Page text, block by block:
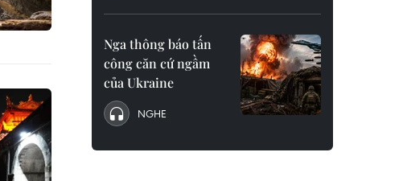
Nga thông báo tấn
công căn cứ ngầm
của Ukraine
NGHE